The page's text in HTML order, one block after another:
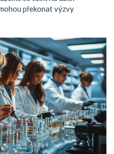
překonat výzvy